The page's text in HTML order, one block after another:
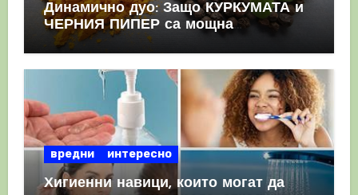
Динамично дуо: Защо КУРКУМАТА и
ЧЕРНИЯ ПИПЕР са мощна
комбинация
вредни интересно
Хигиенни навици, които могат да